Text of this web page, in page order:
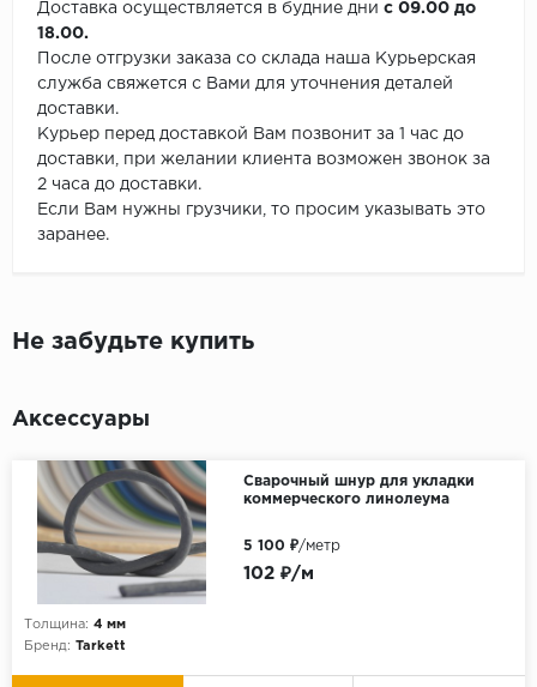
Доставка осуществляется в будние дни с 09.00 до
18.00.
После отгрузки заказа со склада наша Курьерская
служба свяжется с Вами для уточнения деталей
доставки.
Курьер перед доставкой Вам позвонит за 1 час до
доставки, при желании клиента возможен звонок за
2 часа до доставки.
Если Вам нужны грузчики, то просим указывать это
заранее.
Не забудьте купить
Аксессуары
Сварочный шнур для укладки
коммерческого линолеума
Толщина: 4 мм
Бренд: Tarkett
102 ₽/м
5 100 ₽/метр